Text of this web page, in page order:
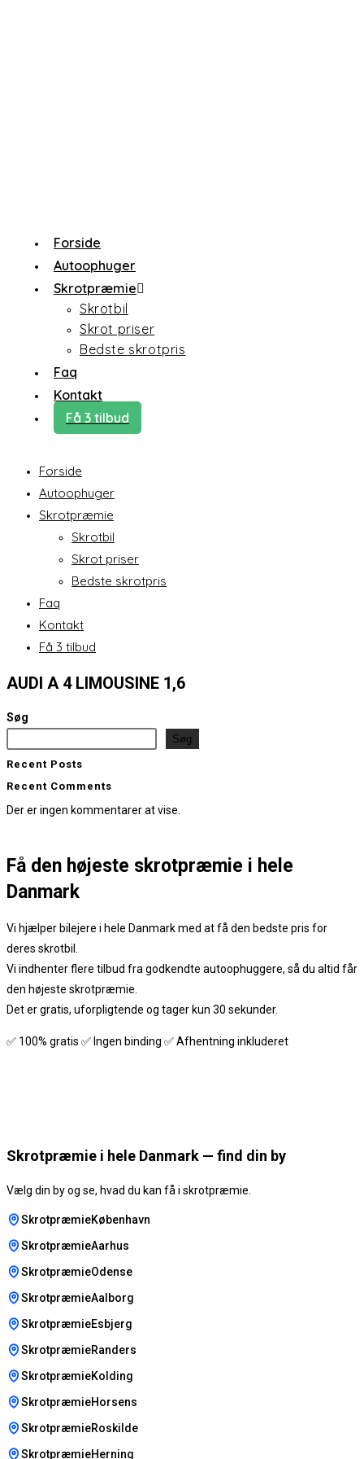
Forside
Autoophuger
Skrotpræmie
Skrotbil
Skrot priser
Bedste skrotpris
Faq
Kontakt
Få 3 tilbud
Forside
Autoophuger
Skrotpræmie
Skrotbil
Skrot priser
Bedste skrotpris
Faq
Kontakt
Få 3 tilbud
AUDI A 4 LIMOUSINE 1,6
Søg
Søg
Recent Posts
Recent Comments
Der er ingen kommentarer at vise.
Få den højeste skrotpræmie i hele
Danmark
Vi hjælper bilejere i hele Danmark med at få den bedste pris for
deres skrotbil.
Vi indhenter flere tilbud fra godkendte autoophuggere, så du altid får
den højeste skrotpræmie.
Det er gratis, uforpligtende og tager kun 30 sekunder.
✅ 100% gratis ✅ Ingen binding ✅ Afhentning inkluderet
Skrotpræmie i hele Danmark — find din by
Vælg din by og se, hvad du kan få i skrotpræmie.
SkrotpræmieKøbenhavn
SkrotpræmieAarhus
SkrotpræmieOdense
SkrotpræmieAalborg
SkrotpræmieEsbjerg
SkrotpræmieRanders
SkrotpræmieKolding
SkrotpræmieHorsens
SkrotpræmieRoskilde
SkrotpræmieHerning